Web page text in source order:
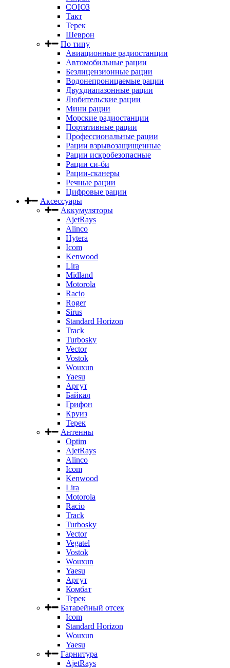
СОЮЗ
Такт
Терек
Шеврон
По типу
Авиационные радиостанции
Автомобильные рации
Безлицензионные рации
Водонепроницаемые рации
Двухдиапазонные рации
Любительские рации
Мини рации
Морские радиостанции
Портативные рации
Профессиональные рации
Рации взрывозащищенные
Рации искробезопасные
Рации си-би
Рации-сканеры
Речные рации
Цифровые рации
Аксессуары
Аккумуляторы
AjetRays
Alinco
Hytera
Icom
Kenwood
Lira
Midland
Motorola
Racio
Roger
Sirus
Standard Horizon
Track
Turbosky
Vector
Vostok
Wouxun
Yaesu
Аргут
Байкал
Грифон
Круиз
Терек
Антенны
Optim
AjetRays
Alinco
Icom
Kenwood
Lira
Motorola
Racio
Track
Turbosky
Vector
Vegatel
Vostok
Wouxun
Yaesu
Аргут
Комбат
Терек
Батарейный отсек
Icom
Standard Horizon
Wouxun
Yaesu
Гарнитура
AjetRays